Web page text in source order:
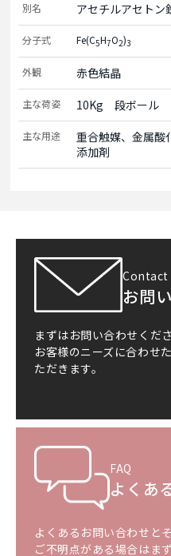
別名 アセチルアセトン
分子式 Fe(C5H7O2)3
外観 赤色結晶
主な荷姿 10Kg　段ボール
主な用途
重合触媒、金属酸
添加剤
Contact
お問
まずはお問い合わせくださ
お客様のニーズに合わせ
ただきます。
FAQ
よくあ
よくあるお問い合わせと
ご不明点がある場合はま